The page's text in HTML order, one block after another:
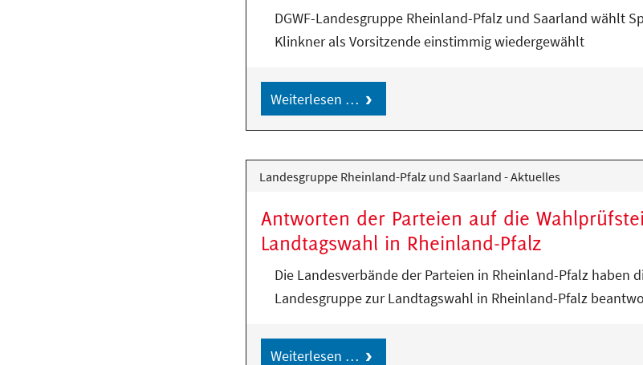
DGWF-Landesgruppe Rheinland-Pfalz und Saarland wählt
Klinkner als Vorsitzende einstimmig wiedergewählt
Weiterlesen …
Landesgruppe Rheinland-Pfalz und Saarland - Aktuelles
Antworten der Parteien auf die
Landtagswahl in Rheinland-Pfalz
Die Landesverbände der Parteien in Rheinland-Pfalz haben
Landesgruppe zur Landtagswahl in Rheinland-Pfalz
Weiterlesen …